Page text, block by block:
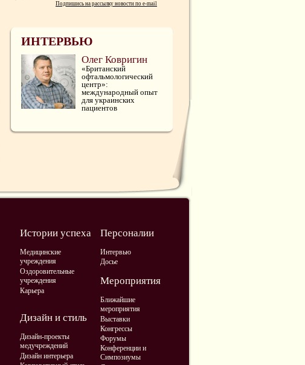
Подпишись на рассылку новости по e-mail
ИНТЕРВЬЮ
Олег Ковригин
«Британский
офтальмологический
центр»:
международный опыт
для украинских
пациентов
Истории успеха
Медицинские
учреждения
Оздоровительные
учреждения
Карьера
Персоналии
Интервью
Досье
Мероприятия
Ближайшие
мероприятия
Выставки
Конгрессы
Форумы
Конференции и
Симпозиумы
Дизайн и стиль
Дизайн-проекты
медучреждений
Дизайн интерьера